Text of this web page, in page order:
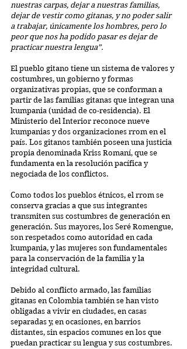
nuestras carpas, dejar a nuestras familias,
dejar de vestir como gitanas, y no poder salir
a trabajar, únicamente los hombres, pero lo
peor que nos ha podido pasar es dejar de
practicar nuestra lengua”.
El pueblo gitano tiene un sistema de valores y
costumbres, un gobierno y formas
organizativas propias, que se conforman a
partir de las familias gitanas que integran una
kumpania (unidad de co-residencia). El
Ministerio del Interior reconoce nueve
kumpanias y dos organizaciones rrom en el
país. Los gitanos también poseen una justicia
propia denominada Kriss Romaní, que se
fundamenta en la resolución pacífica y
negociada de los conflictos.
Como todos los pueblos étnicos, el rrom se
conserva gracias a que sus integrantes
transmiten sus costumbres de generación en
generación. Sus mayores, los Seré Romengue,
son respetados como autoridad en cada
kumpania, y las mujeres son fundamentales
para la conservación de la familia y la
integridad cultural.
Debido al conflicto armado, las familias
gitanas en Colombia también se han visto
obligadas a vivir en ciudades, en casas
separadas y, en ocasiones, en barrios
distantes, sin espacios comunes en los que
puedan practicar su lengua y sus costumbres.